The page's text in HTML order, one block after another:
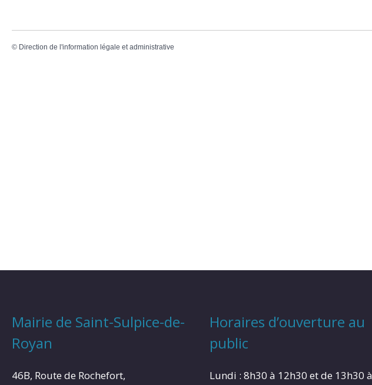
© Direction de l'information légale et administrative
Mairie de Saint-Sulpice-de-
Royan
46B, Route de Rochefort,
Horaires d’ouverture au
public
Lundi : 8h30 à 12h30 et de 13h30 à